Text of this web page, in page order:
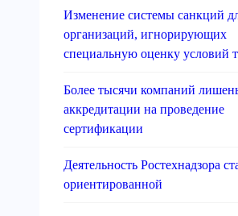
Изменение системы санкций
организаций, игнорирующих
специальную оценку условий
Более тысячи компаний
аккредитации на проведение
сертификации
Деятельность Ростехнадзора
ориентированной